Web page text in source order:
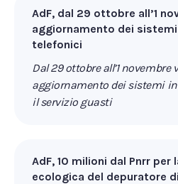
AdF, dal 29 ottobre all’1
aggiornamento dei
telefonici
Dal 29 ottobre all’1
aggiornamento dei sistemi
il servizio guasti
AdF, 10 milioni dal Pnrr per
ecologica del depuratore